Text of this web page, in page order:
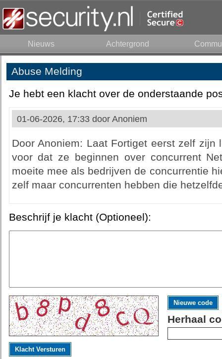
Nieuws Achtergrond
Abuse Melding
Je hebt een klacht over de onderstaande
01-06-2026, 17:33 door Anoniem
Door Anoniem: Laat Fortiget eerst zelf zijn
voor dat ze beginnen over concurrent
moeite mee als bedrijven de concurrentie
zelf maar concurrenten hebben die
Beschrijf je klacht (Optioneel):
Nieuwe code
Herhaal
Klacht Versturen